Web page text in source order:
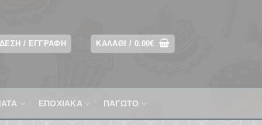
/ ΕΓΓΡΑΦΉ ΚΑΛΆΘΙ / 0.00€
ΕΠΟΧΙΑΚΆ ΠΑΓΩΤΟ